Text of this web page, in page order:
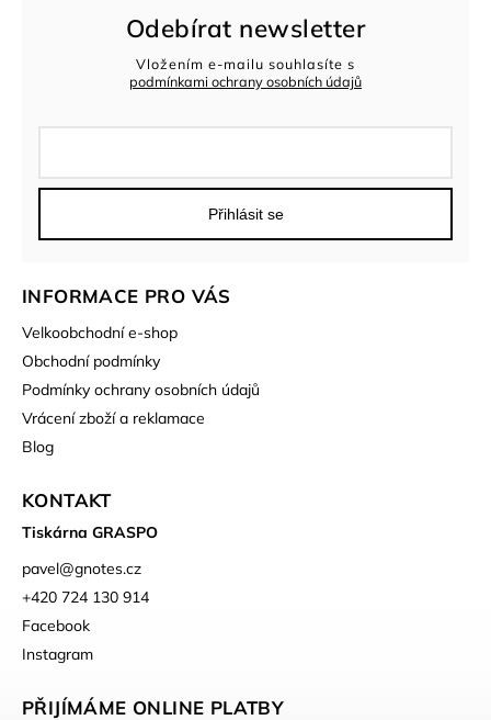
INFORMACE PRO VÁS
Velkoobchodní e-shop
Obchodní podmínky
Podmínky ochrany osobních údajů
Vrácení zboží a reklamace
Blog
KONTAKT
Tiskárna GRASPO
pavel@gnotes.cz
+420 724 130 914
Facebook
Instagram
PŘIJÍMÁME ONLINE PLATBY
Odebírat newsletter
Vložením e-mailu souhlasíte s
podmínkami ochrany osobních údajů
Přihlásit se